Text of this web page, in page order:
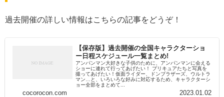
過去開催の詳しい情報はこちらの記事をどうぞ！
【保存版】過去開催の全国キャラクターショ
ー日程スケジュール一覧まとめ!
アンパンマン大好きな子供のために、アンパンマンに会える
ショーに連れて行ってあげたい！ プリキュアたちと写真を
撮ってあげたい！仮面ライダー、ドンブラザーズ、ウルトラ
マン…と、いろいろな好みに対応するため、キャラクターシ
ョー全部をまとめて...
cocorocon.com 2023.01.02